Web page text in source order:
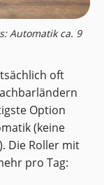
Automatik ca. 9
oft
Option
(keine
Die Roller mit
pro Tag: